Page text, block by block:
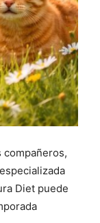
compañeros,
Diet puede